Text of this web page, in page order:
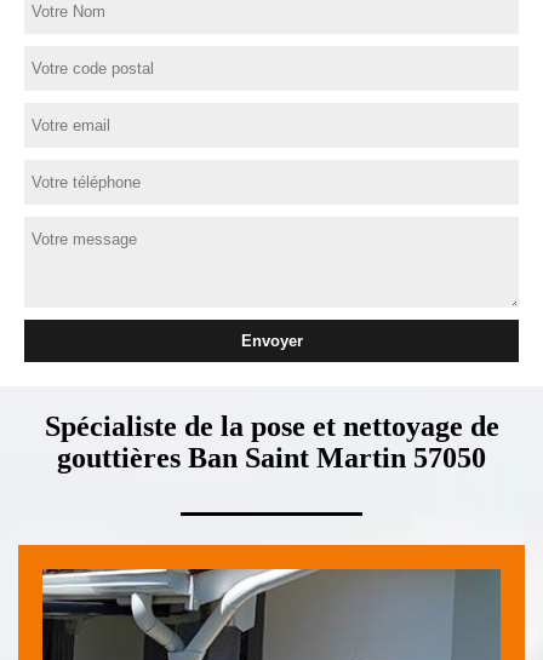
Spécialiste de la pose et nettoyage de
gouttières Ban Saint Martin 57050